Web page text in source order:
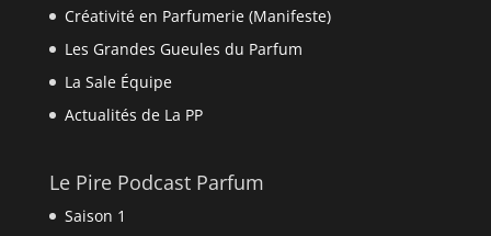
Créativité en Parfumerie (Manifeste)
Les Grandes Gueules du Parfum
La Sale Équipe
Actualités de La PP
Le Pire Podcast Parfum
Saison 1